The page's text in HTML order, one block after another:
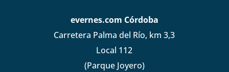
evernes.com Córdoba
Carretera Palma del Río, km 3,3
Local 112
(Parque Joyero)